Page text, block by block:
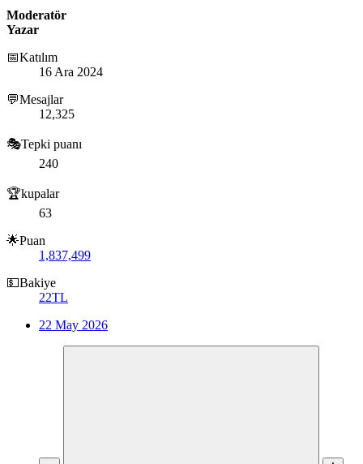
Moderatör
Yazar
📅Katılım
16 Ara 2024
💬Mesajlar
12,325
🎭Tepki puanı
240
🏆kupalar
63
🌟Puan
1,837,499
💵Bakiye
22TL
22 May 2026